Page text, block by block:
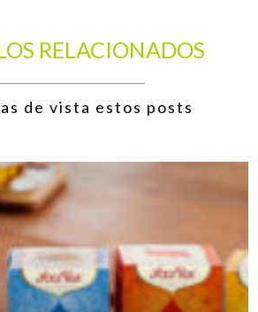
RELACIONADOS
de vista estos posts